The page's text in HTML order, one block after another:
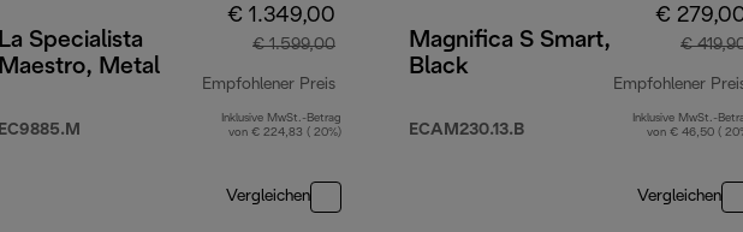
La Specialista
Maestro, Metal
EC9885.M
€ 1.349,00
€ 1.599,00
Empfohlener Preis
Originalpreis € 1.599,00
Inklusive MwSt.-Betrag
von € 224,83 ( 20%)
Vergleichen
Magnifica S Smart,
Black
ECAM230.13.B
€
€
Empfohlener
Inklusive MwSt.-
von € 46,50 (
Vergleichen